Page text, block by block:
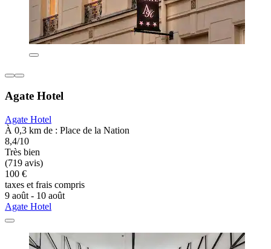
Agate Hotel
Agate Hotel
À 0,3 km de : Place de la Nation
8,4/10
Très bien
(719 avis)
100 €
taxes et frais compris
9 août - 10 août
Agate Hotel